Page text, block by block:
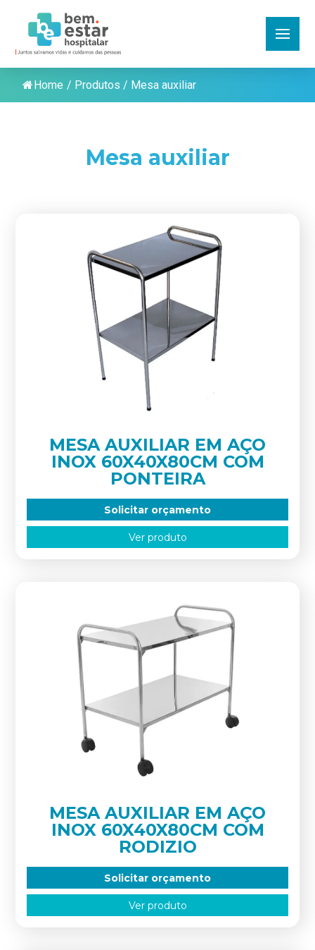
Home / Produtos / Mesa auxiliar
Mesa auxiliar
MESA AUXILIAR EM AÇO
INOX 60X40X80CM COM
PONTEIRA
Solicitar orçamento
Ver produto
MESA AUXILIAR EM AÇO
INOX 60X40X80CM COM
RODIZIO
Solicitar orçamento
Ver produto